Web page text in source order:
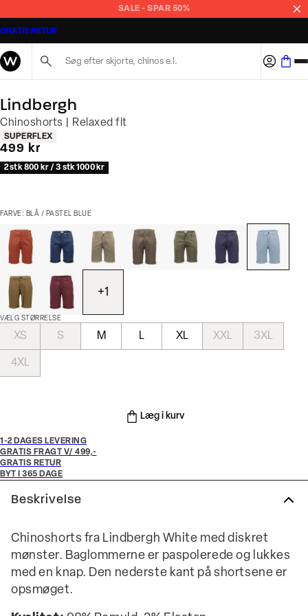
SALE - SPAR 50%
GRATIS RETUR
Lindbergh
Chinoshorts | Relaxed fit
Produkt egenskaber
SUPERFLEX
I alt (inkl. rabat)
499 kr
2 stk 800 kr / 3 stk 1000 kr
FARVE: BLÅ / PASTEL BLUE
+1
VÆLG STØRRELSE
XS S M L XL XXL 3XL
4XL
Læg i kurv
1-2 DAGES LEVERING
GRATIS FRAGT V/ 499,-
GRATIS RETUR
BYT I 365 DAGE
Beskrivelse
Chinoshorts fra Lindbergh White med diskret
mønster. Baglommerne er paspolerede og lukkes
med en knap. Den nederste kant på shortsene er
opsmøget.